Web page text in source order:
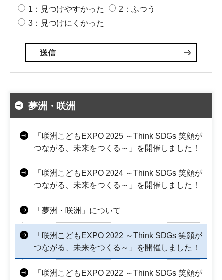
1：見つけやすかった
2：ふつう
3：見つけにくかった
夢洲・咲洲
「咲洲こどもEXPO 2025 ～Think SDGs 笑顔が
つながる、未来をつくる～」を開催しました！
「咲洲こどもEXPO 2024 ～Think SDGs 笑顔が
つながる、未来をつくる～」を開催しました！
「夢洲・咲洲」について
「咲洲こどもEXPO 2022 ～Think SDGs 笑顔が
つながる、未来をつくる～」を開催しました！
「咲洲こどもEXPO 2022 ～Think SDGs 笑顔が